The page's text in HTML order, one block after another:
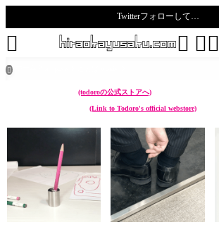
Twitterフォローして…
 


(todoroの公式ストアへ)
(Link to Todoro's official webstore)